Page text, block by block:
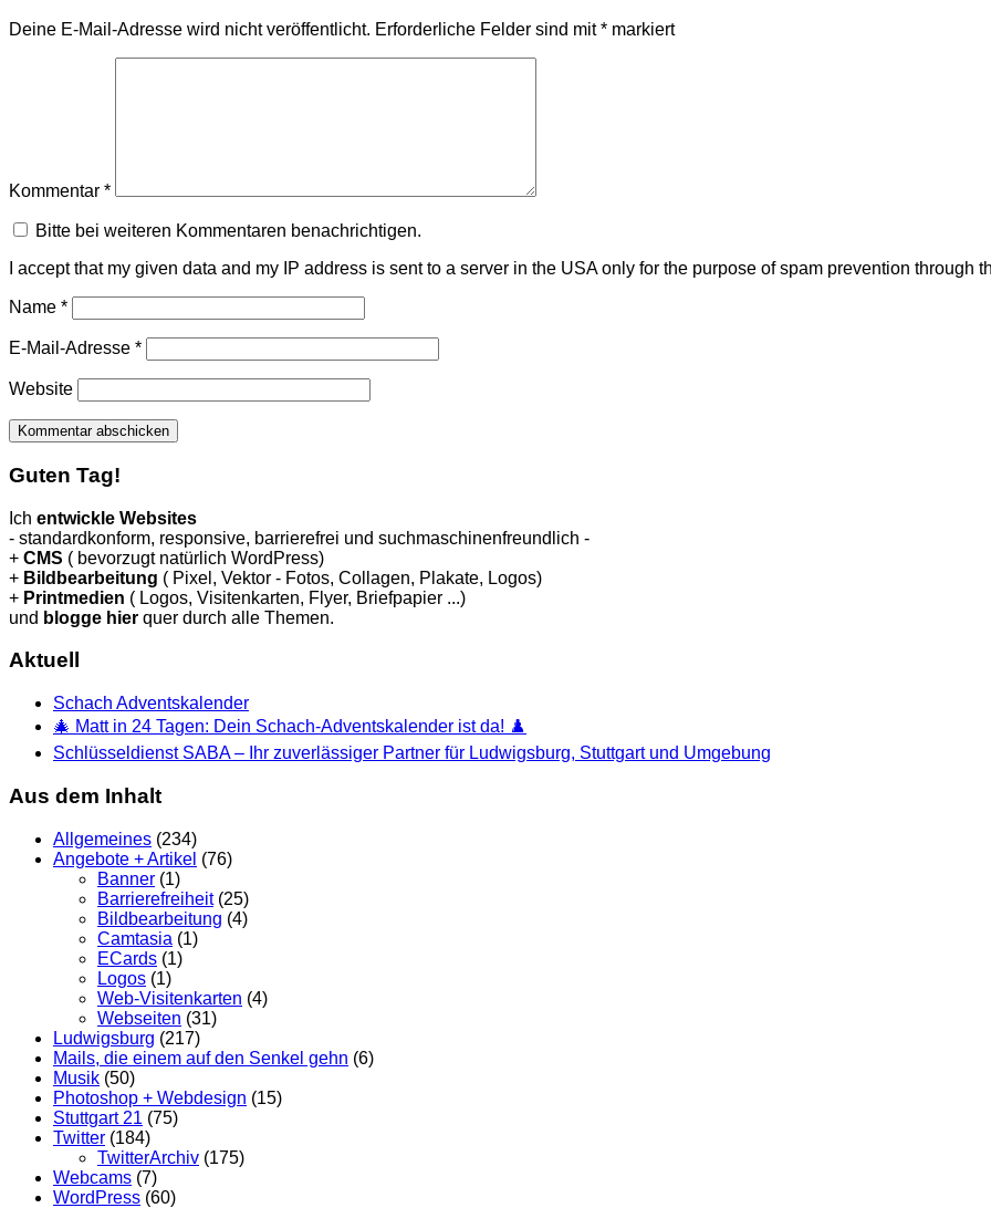
Deine E-Mail-Adresse wird nicht veröffentlicht. Erforderliche Felder sind mit* markiert
Kommentar *
Bitte bei weiteren Kommentaren benachrichtigen.
I accept that my given data and my IP address is sent to a server in the USA only for the purpose of spam prevention through
Name *
E-Mail-Adresse *
Website
Guten Tag!
Ich entwickle Websites
- standardkonform, responsive, barrierefrei und suchmaschinenfreundlich -
+ CMS ( bevorzugt natürlich WordPress)
+ Bildbearbeitung ( Pixel, Vektor - Fotos, Collagen, Plakate, Logos)
+ Printmedien ( Logos, Visitenkarten, Flyer, Briefpapier ...)
und blogge hier quer durch alle Themen.
Aktuell
Schach Adventskalender
🎄 Matt in 24 Tagen: Dein Schach-Adventskalender ist da! ♟️
Schlüsseldienst SABA – Ihr zuverlässiger Partner für Ludwigsburg, Stuttgart und Umgebung
Aus dem Inhalt
Allgemeines (234)
Angebote + Artikel (76)
Banner (1)
Barrierefreiheit(25)
Bildbearbeitung (4)
Camtasia (1)
ECards (1)
Logos (1)
Web-Visitenkarten (4)
Webseiten (31)
Ludwigsburg (217)
Mails, die einem auf den Senkel gehn (6)
Musik (50)
Photoshop + Webdesign (15)
Stuttgart 21 (75)
Twitter (184)
TwitterArchiv (175)
Webcams (7)
WordPress (60)